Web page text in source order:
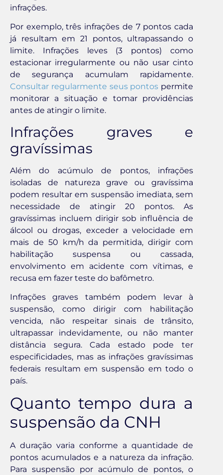
infrações.
Por exemplo, três infrações de 7 pontos cada
já resultam em 21 pontos, ultrapassando o
limite. Infrações leves (3 pontos) como
estacionar irregularmente ou não usar cinto
de segurança acumulam rapidamente.
Consultar regularmente seus pontos permite
monitorar a situação e tomar providências
antes de atingir o limite.
Infrações graves e
gravíssimas
Além do acúmulo de pontos, infrações
isoladas de natureza grave ou gravíssima
podem resultar em suspensão imediata, sem
necessidade de atingir 20 pontos. As
gravíssimas incluem dirigir sob influência de
álcool ou drogas, exceder a velocidade em
mais de 50 km/h da permitida, dirigir com
habilitação suspensa ou cassada,
envolvimento em acidente com vítimas, e
recusa em fazer teste do bafômetro.
Infrações graves também podem levar à
suspensão, como dirigir com habilitação
vencida, não respeitar sinais de trânsito,
ultrapassar indevidamente, ou não manter
distância segura. Cada estado pode ter
especificidades, mas as infrações gravíssimas
federais resultam em suspensão em todo o
país.
Quanto tempo dura a
suspensão da CNH
A duração varia conforme a quantidade de
pontos acumulados e a natureza da infração.
Para suspensão por acúmulo de pontos, o